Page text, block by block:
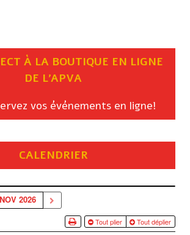
À LA BOUTIQUE EN LIGNE
DE L’APVA
vos événements en ligne!
CALENDRIER
2026
Tout plier Tout déplier